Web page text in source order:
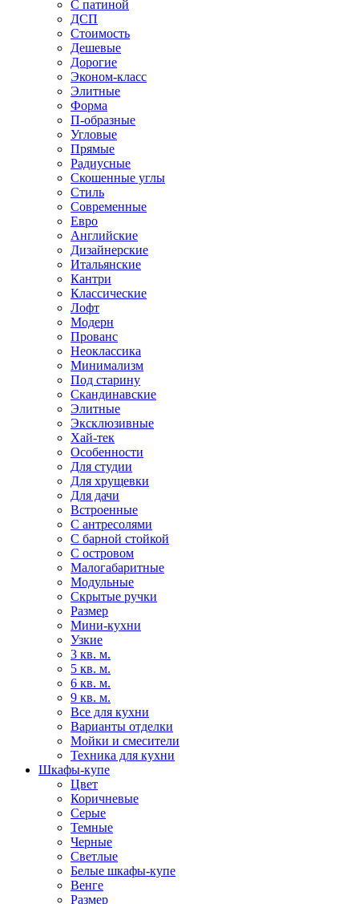
С патиной
ДСП
Стоимость
Дешевые
Дорогие
Эконом-класс
Элитные
Форма
П-образные
Угловые
Прямые
Радиусные
Скошенные углы
Стиль
Современные
Евро
Английские
Дизайнерские
Итальянские
Кантри
Классические
Лофт
Модерн
Прованс
Неоклассика
Минимализм
Под старину
Скандинавские
Элитные
Эксклюзивные
Хай-тек
Особенности
Для студии
Для хрущевки
Для дачи
Встроенные
С антресолями
С барной стойкой
С островом
Малогабаритные
Модульные
Скрытые ручки
Размер
Мини-кухни
Узкие
3 кв. м.
5 кв. м.
6 кв. м.
9 кв. м.
Все для кухни
Варианты отделки
Мойки и смесители
Техника для кухни
Шкафы-купе
Цвет
Коричневые
Серые
Темные
Черные
Светлые
Белые шкафы-купе
Венге
Размер